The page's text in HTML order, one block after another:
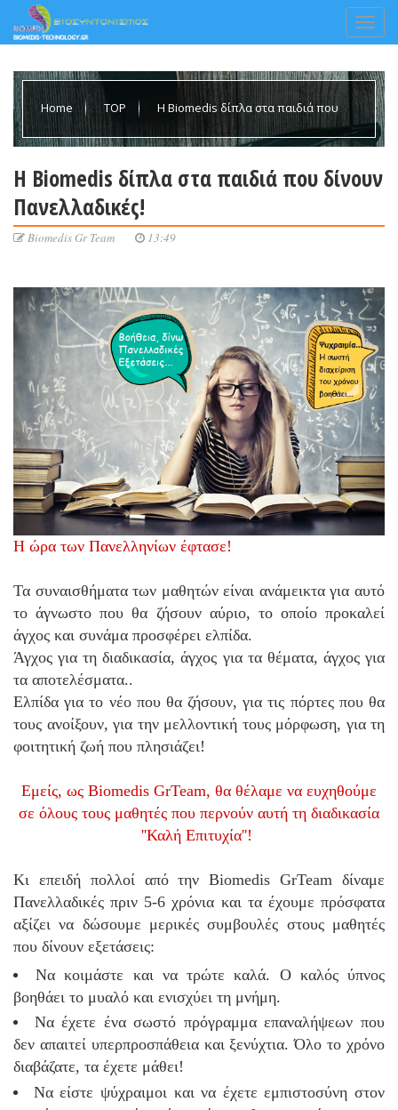
Home TOP H Biomedis δίπλα στα παιδιά που
H Biomedis δίπλα στα παιδιά που δίνουν
Πανελλαδικές!
Biomedis Gr Team 13:49
Η ώρα των Πανελληνίων έφτασε!
Τα συναισθήματα των μαθητών είναι ανάμεικτα για αυτό
το άγνωστο που θα ζήσουν αύριο, το οποίο προκαλεί
άγχος και συνάμα προσφέρει ελπίδα.
Άγχος για τη διαδικασία, άγχος για τα θέματα, άγχος για
τα αποτελέσματα..
Ελπίδα για το νέο που θα ζήσουν, για τις πόρτες που θα
τους ανοίξουν, για την μελλοντική τους μόρφωση, για τη
φοιτητική ζωή που πλησιάζει!
Εμείς, ως Biomedis GrTeam, θα θέλαμε να ευχηθούμε
σε όλους τους μαθητές που περνούν αυτή τη διαδικασία
''Καλή Επιτυχία''!
Κι επειδή πολλοί από την Biomedis GrTeam δίναμε
Πανελλαδικές πριν 5-6 χρόνια και τα έχουμε πρόσφατα
αξίζει να δώσουμε μερικές συμβουλές στους μαθητές
που δίνουν εξετάσεις:
Να κοιμάστε και να τρώτε καλά. Ο καλός ύπνος
βοηθάει το μυαλό και ενισχύει τη μνήμη.
Να έχετε ένα σωστό πρόγραμμα επαναλήψεων που
δεν απαιτεί υπερπροσπάθεια και ξενύχτια. Όλο το χρόνο
διαβάζατε, τα έχετε μάθει!
Να είστε ψύχραιμοι και να έχετε εμπιστοσύνη στον